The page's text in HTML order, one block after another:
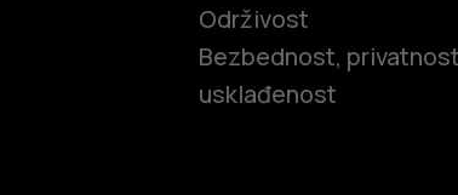
Održivost
Bezbednost,
usklađenost